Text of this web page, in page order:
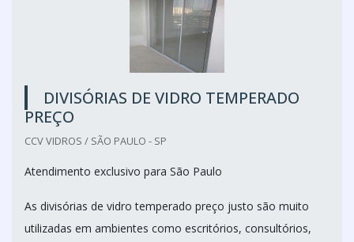
DIVISÓRIAS DE VIDRO TEMPERADO
PREÇO
CCV VIDROS / SÃO PAULO - SP
Atendimento exclusivo para São Paulo
As divisórias de vidro temperado preço justo são muito
utilizadas em ambientes como escritórios, consultórios,